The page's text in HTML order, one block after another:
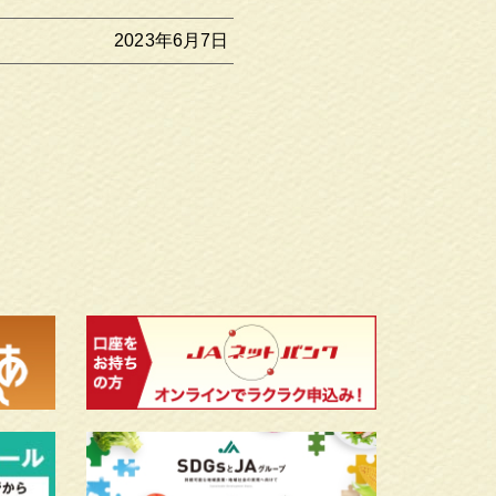
2023年6月7日